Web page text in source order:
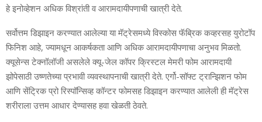
हे इनोव्‍हेशन अधिक विश्रांती व आरामदायीपणाची खात्री देते.
सर्वोत्तम डिझाइन करण्‍यात आलेल्‍या या मॅट्रेसमध्‍ये विस्‍कोस फॅब्रिक कव्‍हरसह युरोटॉप
फिनिश आहे, ज्‍यामधून आकर्षकता आणि अधिक आरामदायीपणाचा अनुभव मिळतो.
क्‍यूसेन्‍स टेक्‍नॉलॉजी असलेले क्‍यू-जेल कॉपर क्रिस्‍टल मेमरी फोम आरामदायी
झोपेसाठी उष्‍णतेच्‍या प्रभावी व्‍यवस्‍थापनाची खात्री देते. एर्गो-सॉफ्ट ट्रान्झिशन फोम
आणि सेंट्रिक प्रो रिस्‍पॉन्सिव्‍ह कॉन्‍टर फोमसह डिझाइन करण्‍यात आलेली ही मॅट्रेस
शरीराला उत्तम आधार देण्‍यासह हवा खेळती ठेवते.